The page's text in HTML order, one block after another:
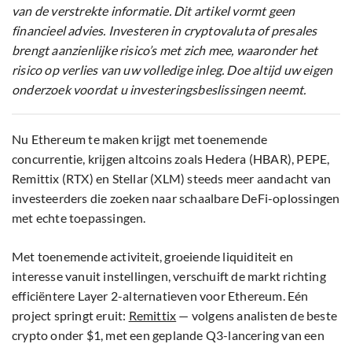
van de verstrekte informatie. Dit artikel vormt geen
financieel advies. Investeren in cryptovaluta of presales
brengt aanzienlijke risico’s met zich mee, waaronder het
risico op verlies van uw volledige inleg. Doe altijd uw eigen
onderzoek voordat u investeringsbeslissingen neemt.
Nu Ethereum te maken krijgt met toenemende
concurrentie, krijgen altcoins zoals Hedera (HBAR), PEPE,
Remittix (RTX) en Stellar (XLM) steeds meer aandacht van
investeerders die zoeken naar schaalbare DeFi-oplossingen
met echte toepassingen.
Met toenemende activiteit, groeiende liquiditeit en
interesse vanuit instellingen, verschuift de markt richting
efficiëntere Layer 2-alternatieven voor Ethereum. Eén
project springt eruit: Remittix — volgens analisten de beste
crypto onder $1, met een geplande Q3-lancering van een